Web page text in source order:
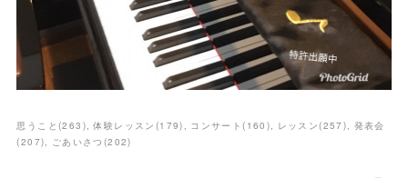
思うこと (263 ) 体験レッスン (179) コンサート( 160 ) レッスン(257 )
発表会
(207) ごあいさつ (202)